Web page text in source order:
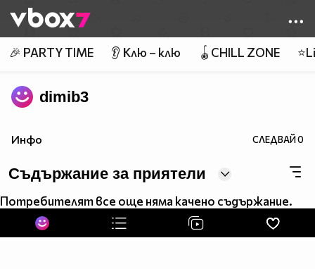
👾
🎉 PARTY TIME 👂 Клю – клю 🪀CHILL ZONE
dimib3
Инфо СЛЕДВАЙ0
Съдържание за приятели
Потребителят все още няма качено съдържание.